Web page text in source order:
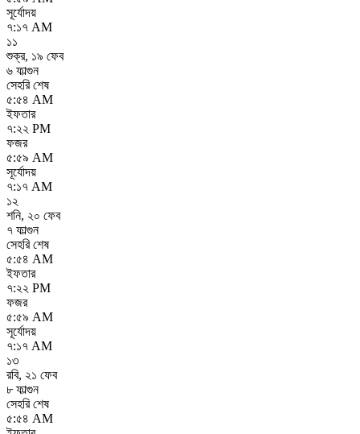
সূর্যোদয়
৭:১৭ AM
১১
শুক্র, ১৯ ফেব
৬ ফাল্গুন
সেহরি শেষ
৫:৫৪ AM
ইফতার
৭:২২ PM
ফজর
৫:৫৯ AM
সূর্যোদয়
৭:১৭ AM
১২
শনি, ২০ ফেব
৭ ফাল্গুন
সেহরি শেষ
৫:৫৪ AM
ইফতার
৭:২২ PM
ফজর
৫:৫৯ AM
সূর্যোদয়
৭:১৭ AM
১৩
রবি, ২১ ফেব
৮ ফাল্গুন
সেহরি শেষ
৫:৫৪ AM